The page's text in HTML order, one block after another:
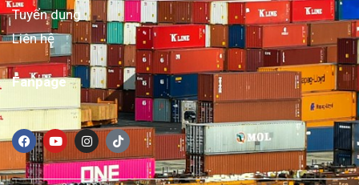
Tuyển dụng
Liên hệ
Fanpage